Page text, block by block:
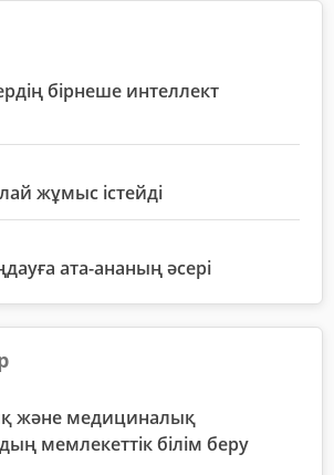
бірнеше интеллект
жұмыс істейді
ата-ананың әсері
және медициналық
мемлекеттік білім беру